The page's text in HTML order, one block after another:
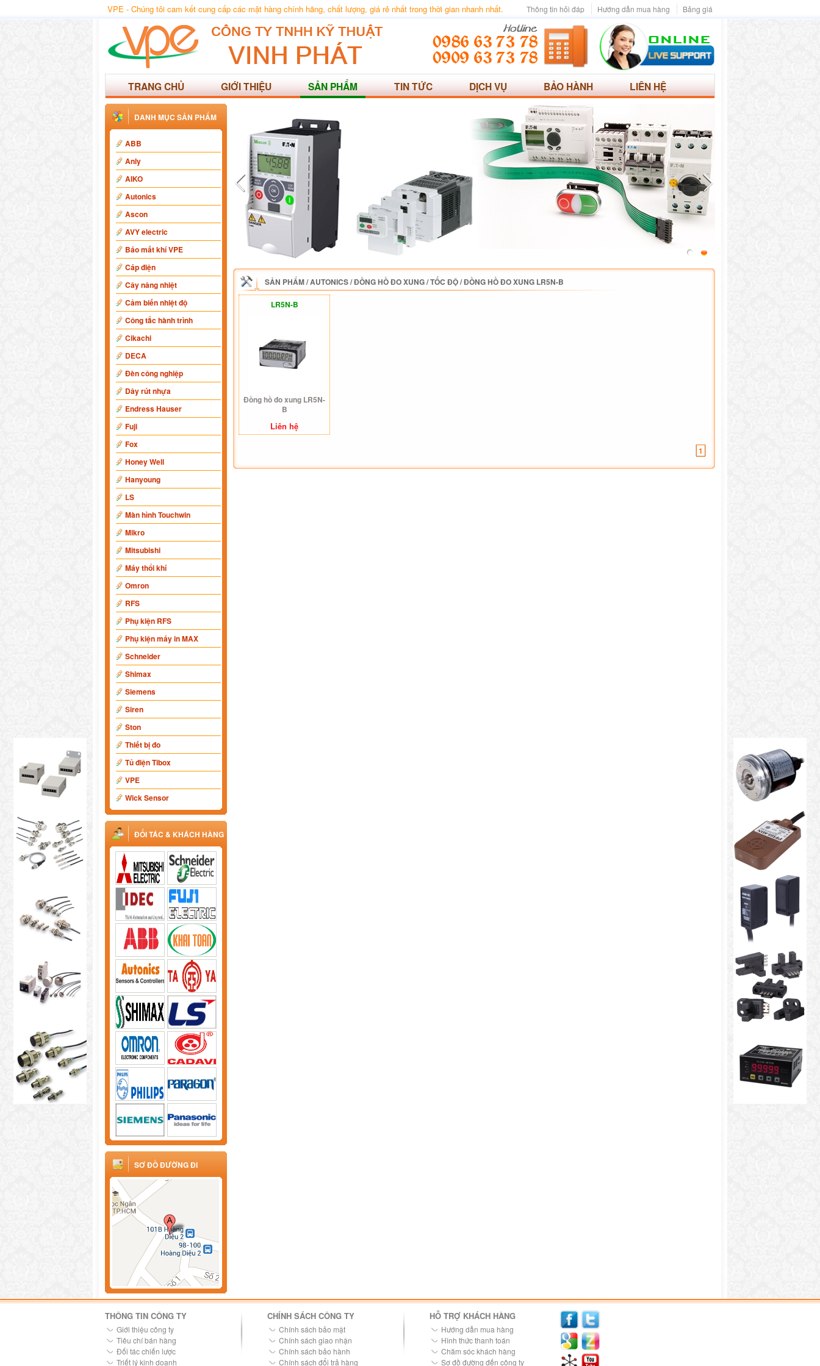
VPE - Chúng tôi cam kết cung cấp các mặt hàng chính hãng, chất lượng, giá rẻ nhất trong thời gian nhanh nhất. Bảng giá
Hướng dẫn mua hàng
Thông tin hỏi đáp
TRANG CHỦ GIỚI THIỆU SẢN PHẨM TIN TỨC DỊCH VỤ BẢO HÀNH LIÊN HỆ
DANH MỤC SẢN PHẨM
ABB
Anly
AIKO
Autonics
Ascon
AVY electric
Báo mất khí VPE
Cáp điện
Cây nâng nhiệt
Cảm biến nhiệt độ
Công tắc hành trình
Cikachi
DECA
Đèn công nghiệp
Dây rút nhựa
Endress Hauser
Fuji
Fox
Honey Well
Hanyoung
LS
Màn hình Touchwin
Mikro
Mitsubishi
Máy thổi khí
Omron
RFS
Phụ kiện RFS
Phụ kiện máy in MAX
Schneider
Shimax
Siemens
Siren
Ston
Thiết bị đo
Tủ điện Tibox
VPE
Wick Sensor
ĐỐI TÁC & KHÁCH HÀNG
SƠ ĐỒ ĐƯỜNG ĐI
SẢN PHẨM/AUTONICS/ĐỒNG HỒ ĐO XUNG / TỐC ĐỘ/ĐỒNG HỒ ĐO XUNG LR5N-B
LR5N-B
Đồng hồ đo xung LR5N-
B
Liên hệ
1
THÔNG TIN CÔNG TY
Giới thiệu công ty
Tiêu chí bán hàng
Đối tác chiến lược
Triết lý kinh doanh
CHÍNH SÁCH CÔNG TY
Chính sách bảo mật
Chính sách giao nhận
Chính sách bảo hành
Chính sách đổi trả hàng
HỖ TRỢ KHÁCH HÀNG
Hướng dẫn mua hàng
Hình thức thanh toán
Chăm sóc khách hàng
Sơ đồ đường đến công ty